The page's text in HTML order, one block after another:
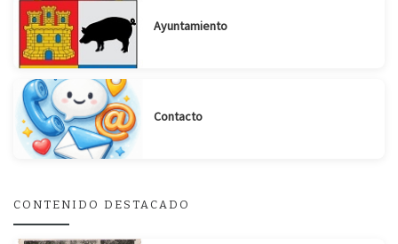
Ayuntamiento
Contacto
CONTENIDO DESTACADO